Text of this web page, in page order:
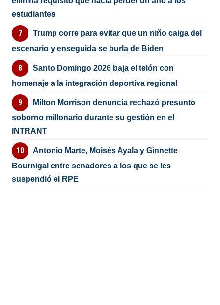
estudiantes
Trump corre para evitar que un niño caiga del
escenario y enseguida se burla de Biden
Santo Domingo 2026 baja el telón con
homenaje a la integración deportiva regional
Milton Morrison denuncia rechazó presunto
soborno millonario durante su gestión en el
INTRANT
Antonio Marte, Moisés Ayala y Ginnette
Bournigal entre senadores a los que se les
suspendió el RPE